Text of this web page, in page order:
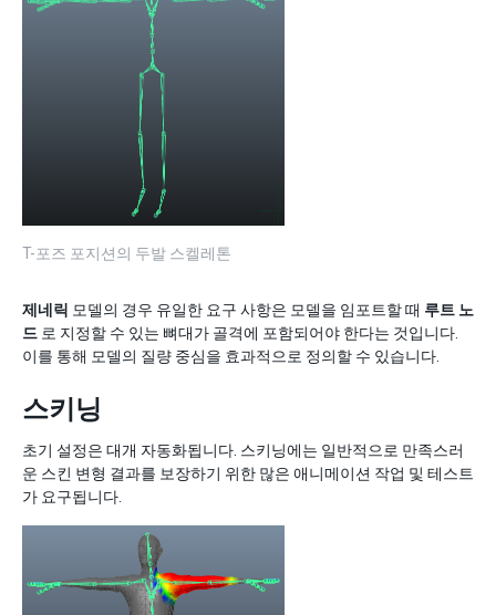
T-포즈 포지션의 두발 스켈레톤
제네릭 모델의 경우 유일한 요구 사항은 모델을 임포트할 때 루트 노
드 로 지정할 수 있는 뼈대가 골격에 포함되어야 한다는 것입니다.
이를 통해 모델의 질량 중심을 효과적으로 정의할 수 있습니다.
스키닝
초기 설정은 대개 자동화됩니다. 스키닝에는 일반적으로 만족스러
운 스킨 변형 결과를 보장하기 위한 많은 애니메이션 작업 및 테스트
가 요구됩니다.